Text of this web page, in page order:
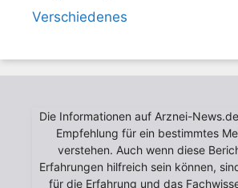
Verschiedenes
Die Informationen auf Arznei-
Empfehlung für ein bestimmtes
verstehen. Auch wenn diese
Erfahrungen hilfreich sein können,
für die Erfahrung und das